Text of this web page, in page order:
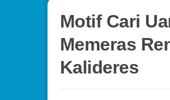
Motif Cari
Memeras
Kalideres